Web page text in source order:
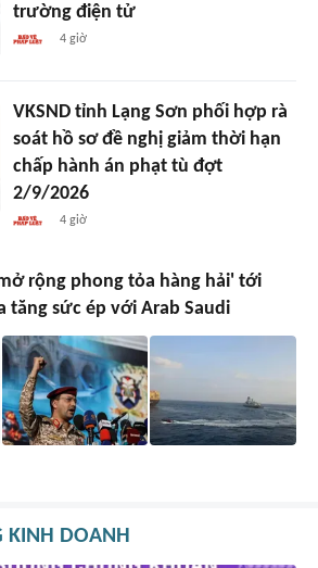
trường điện tử
4 giờ
VKSND tỉnh Lạng Sơn phối hợp rà
soát hồ sơ đề nghị giảm thời hạn
chấp hành án phạt tù đợt
2/9/2026
4 giờ
rộng phong tỏa hàng hải' tới
tăng sức ép với Arab Saudi
KINH DOANH